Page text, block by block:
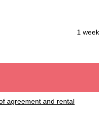
1 week
agreement and rental